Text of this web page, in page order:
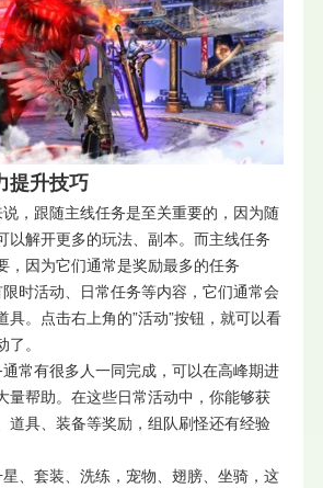
提升技巧
，跟随主线任务是至关重要的，因为随
以解开更多的玩法、副本。而主线任务
，因为它们通常是奖励最多的任务
时活动、日常任务等内容，它们通常会
具。点击右上角的”活动”按钮，就可以看
。
常有很多人一同完成，可以在高峰期进
量帮助。在这些日常活动中，你能够获
道具、装备等奖励，组队刷怪还有经验
、套装、洗练，宠物、翅膀、坐骑，这